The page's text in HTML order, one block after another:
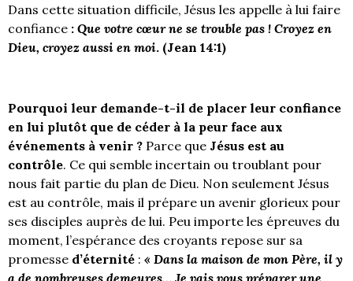
Dans cette situation difficile, Jésus les appelle à lui faire
confiance : Que votre cœur ne se trouble pas ! Croyez en
Dieu, croyez aussi en moi. (Jean 14:1)
Pourquoi leur demande-t-il de placer leur confiance
en lui plutôt que de céder à la peur face aux
événements à venir ? Parce que Jésus est au
contrôle. Ce qui semble incertain ou troublant pour
nous fait partie du plan de Dieu. Non seulement Jésus
est au contrôle, mais il prépare un avenir glorieux pour
ses disciples auprès de lui. Peu importe les épreuves du
moment, l’espérance des croyants repose sur sa
promesse d’éternité : « Dans la maison de mon Père, il y
a de nombreuses demeures… Je vais vous préparer une